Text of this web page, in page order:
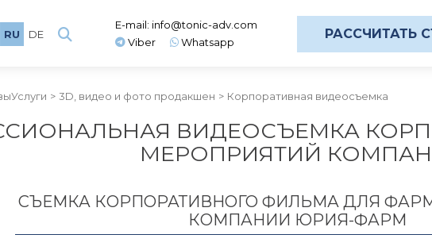
RU DE
E-mail: info@tonic-adv.com
Viber
Whatsapp
РАССЧИТАТЬ
Услуги 3D, видео и фото продакшен Корпоративная видеосъемка
ВИДЕОСЪЕМКА
МЕРОПРИЯТИЙ
СЪЕМКА КОРПОРАТИВНОГО ФИЛЬМА ДЛЯ
КОМПАНИИ ЮРИЯ-ФАРМ